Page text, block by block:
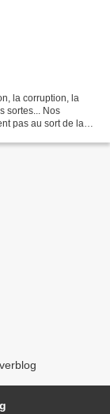
la corruption, la
sortes... Nos
pas au sort de la